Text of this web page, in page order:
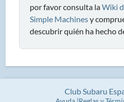
por favor consulta laWiki
Simple Machinesy
descubrir quién ha hecho
Club Subaru